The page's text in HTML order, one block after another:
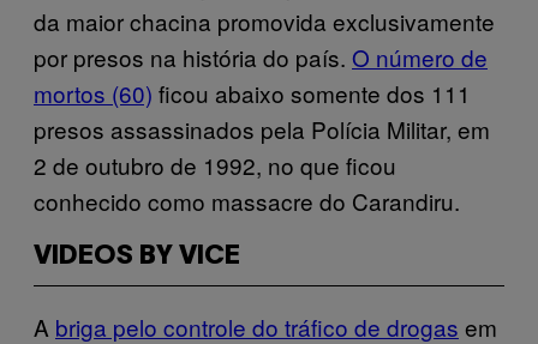
da maior chacina promovida exclusivamente
por presos na história do país. O número de
mortos (60) ficou abaixo somente dos 111
presos assassinados pela Polícia Militar, em
2 de outubro de 1992, no que ficou
conhecido como massacre do Carandiru.
VIDEOS BY VICE
A briga pelo controle do tráfico de drogas em